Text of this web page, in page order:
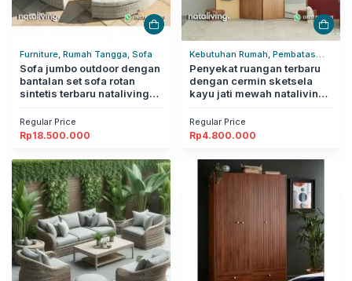
Furniture, Rumah Tangga, Sofa
Sofa jumbo outdoor dengan
bantalan set sofa rotan
sintetis terbaru nataliving
Regular Price
Rp18.500.000
Kebutuhan Rumah, Pembatas
Ruangan, Rumah Tangga
Penyekat ruangan terbaru
dengan cermin sketsela
kayu jati mewah nataliving
Regular Price
Rp4.800.000